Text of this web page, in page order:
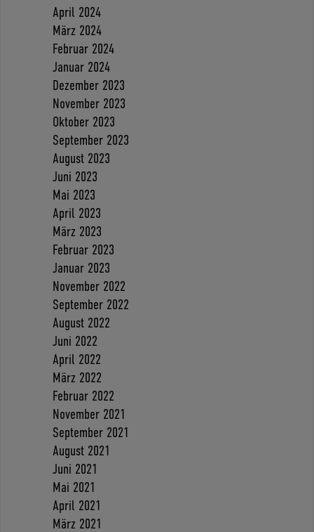
April 2024
März 2024
Februar 2024
Januar 2024
Dezember 2023
November 2023
Oktober 2023
September 2023
August 2023
Juni 2023
Mai 2023
April 2023
März 2023
Februar 2023
Januar 2023
November 2022
September 2022
August 2022
Juni 2022
April 2022
März 2022
Februar 2022
November 2021
September 2021
August 2021
Juni 2021
Mai 2021
April 2021
März 2021